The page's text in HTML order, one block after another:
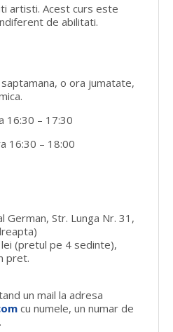
artisti. Acest curs este
de abilitati.
o ora jumatate,
16:30 – 17:30
16:30 – 18:00
German, Str. Lunga Nr. 31,
(pretul pe 4 sedinte),
pret.
un mail la adresa
cu numele, un numar de